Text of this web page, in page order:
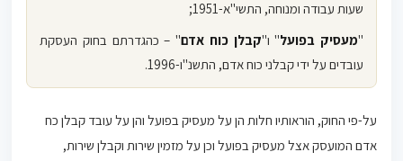
שעות עבודה ומנוחה, התשי"א-1951;
"מעסיק בפועל" ו"קבלן כוח אדם" – כהגדרתם בחוק העסקת
עובדים על ידי קבלני כוח אדם, התשנ"ו-1996.
על-פי החוק, הוראותיו חלות הן על מעסיק בפועל והן על עובד קבלן כח
אדם המועסק אצל מעסיק בפועל וכן על מזמין שירות וקבלן שירות,